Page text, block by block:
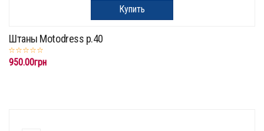
Купить
Штаны Motodress р.40
950.00грн